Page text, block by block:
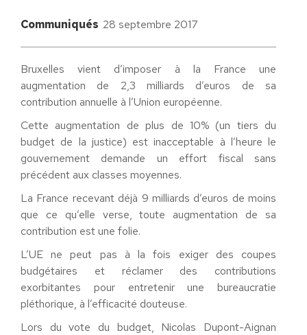
Communiqués 28 septembre 2017
Bruxelles vient d’imposer à la France une
augmentation de 2,3 milliards d’euros de sa
contribution annuelle à l’Union européenne.
Cette augmentation de plus de 10% (un tiers du
budget de la justice) est inacceptable à l’heure le
gouvernement demande un effort fiscal sans
précédent aux classes moyennes.
La France recevant déjà 9 milliards d’euros de moins
que ce qu’elle verse, toute augmentation de sa
contribution est une folie.
L’UE ne peut pas à la fois exiger des coupes
budgétaires et réclamer des contributions
exorbitantes pour entretenir une bureaucratie
pléthorique, à l’efficacité douteuse.
Lors du vote du budget, Nicolas Dupont-Aignan